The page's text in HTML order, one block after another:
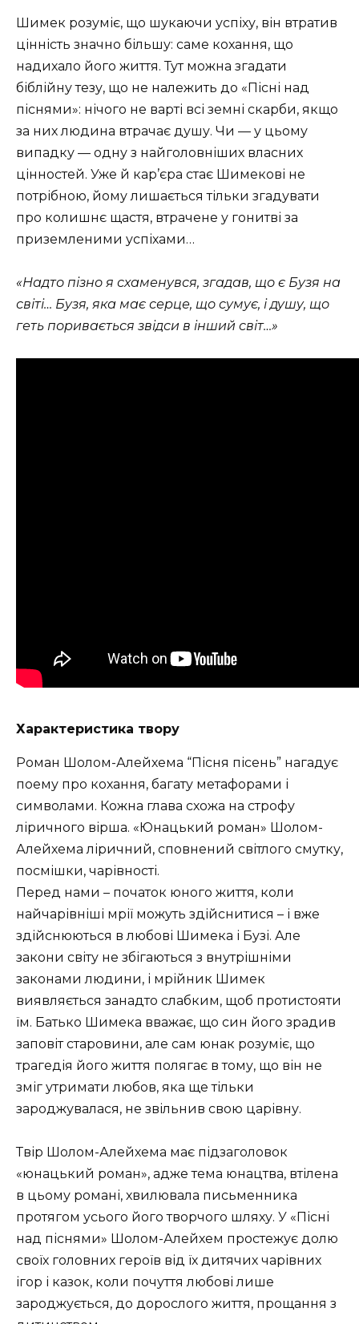
Шимек розуміє, що шукаючи успіху, він втратив
цінність значно більшу: саме кохання, що
надихало його життя. Тут можна згадати
біблійну тезу, що не належить до «Пісні над
піснями»: нічого не варті всі земні скарби, якщо
за них людина втрачає душу. Чи — у цьому
випадку — одну з найголовніших власних
цінностей. Уже й кар’єра стає Шимекові не
потрібною, йому лишається тільки згадувати
про колишнє щастя, втрачене у гонитві за
приземленими успіхами…
«Надто пізно я схаменувся, згадав, що є Бузя на
світі… Бузя, яка має серце, що сумує, і душу, що
геть поривається звідси в інший світ…»
Характеристика твору
Роман Шолом-Алейхема “Пісня пісень” нагадує
поему про кохання, багату метафорами і
символами. Кожна глава схожа на строфу
ліричного вірша. «Юнацький роман» Шолом-
Алейхема ліричний, сповнений світлого смутку,
посмішки, чарівності.
Перед нами – початок юного життя, коли
найчарівніші мрії можуть здійснитися – і вже
здійснюються в любові Шимека і Бузі. Але
закони світу не збігаються з внутрішніми
законами людини, і мрійник Шимек
виявляється занадто слабким, щоб протистояти
їм. Батько Шимека вважає, що син його зрадив
заповіт старовини, але сам юнак розуміє, що
трагедія його життя полягає в тому, що він не
зміг утримати любов, яка ще тільки
зароджувалася, не звільнив свою царівну.
Твір Шолом-Алейхема має підзаголовок
«юнацький роман», адже тема юнацтва, втілена
в цьому романі, хвилювала письменника
протягом усього його творчого шляху. У «Пісні
над піснями» Шолом-Алейхем простежує долю
своїх головних героїв від їх дитячих чарівних
ігор і казок, коли почуття любові лише
зароджується, до дорослого життя, прощання з